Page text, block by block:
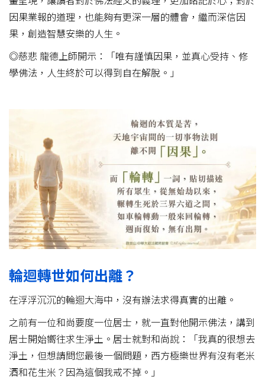
因果業報的道理，也能夠有更深一層的體會，繼而深信因
果，創造智慧安樂的人生。
◎慈悲 龍德上師開示：「唯有謹慎因果，並真心受持、修
學佛法，人生終於可以得到自在解脫。」
輪迴轉世如何出離？
在浮浮沉沉的輪迴大海中，沒有辦法求得真實的出離。
之前有一位和尚要度一位居士，就一直對他開示佛法，講到
居士開始嚮往求生淨土。居士就對和尚說：「我真的很想去
淨土，但想請問您最後一個問題，西方極樂世界有沒有老米
酒和花生米？因為這個我戒不掉。」